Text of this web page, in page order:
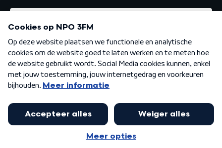
Algemene voorwaarden Privacybeleid